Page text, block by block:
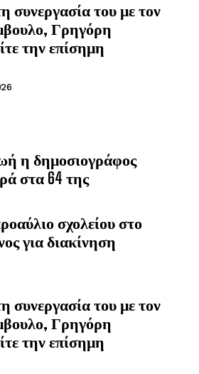
συνεργασία του με τον
Γρηγόρη
την επίσημη
η δημοσιογράφος
στα 64 της
σχολείου στο
για διακίνηση
συνεργασία του με τον
Γρηγόρη
την επίσημη